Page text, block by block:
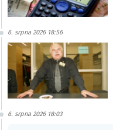
6. srpna 2026 18:56
6. srpna 2026 18:03